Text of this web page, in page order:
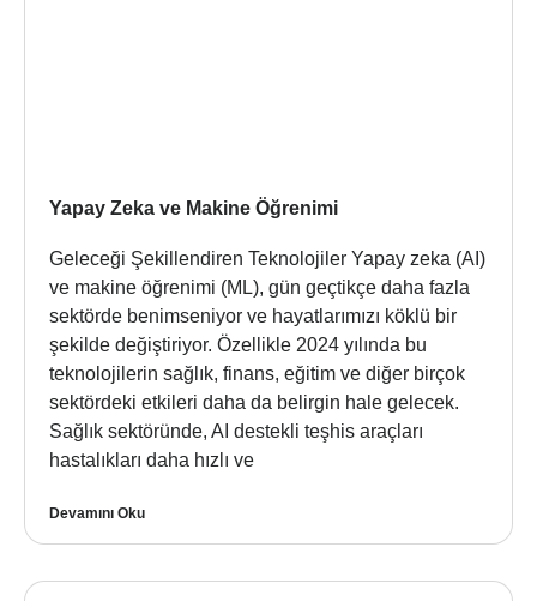
Yapay Zeka ve Makine Öğrenimi
Geleceği Şekillendiren Teknolojiler Yapay zeka (AI)
ve makine öğrenimi (ML), gün geçtikçe daha fazla
sektörde benimseniyor ve hayatlarımızı köklü bir
şekilde değiştiriyor. Özellikle 2024 yılında bu
teknolojilerin sağlık, finans, eğitim ve diğer birçok
sektördeki etkileri daha da belirgin hale gelecek.
Sağlık sektöründe, AI destekli teşhis araçları
hastalıkları daha hızlı ve
Devamını Oku